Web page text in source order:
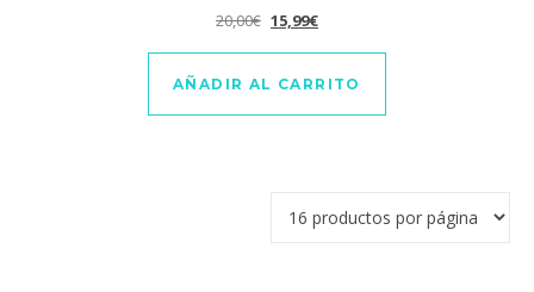
20,00€ El precio original era: 20,00€.
15,99€El precio actual es: 15,99€.
AÑADIR AL CARRITO